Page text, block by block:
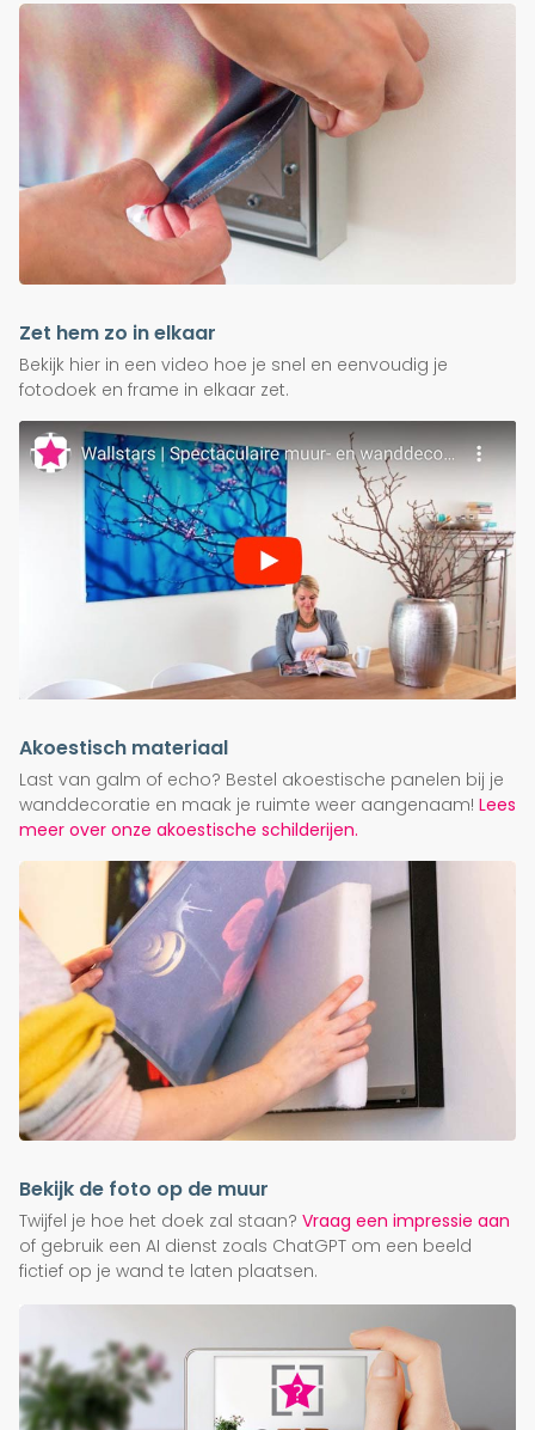
Zet hem zo in elkaar
Bekijk hier in een video hoe je snel en eenvoudig je
fotodoek en frame in elkaar zet.
Akoestisch materiaal
Last van galm of echo? Bestel akoestische panelen bij je
wanddecoratie en maak je ruimte weer aangenaam! Lees
meer over onze akoestische schilderijen.
Bekijk de foto op de muur
Twijfel je hoe het doek zal staan? Vraag een impressie aan
of gebruik een AI dienst zoals ChatGPT om een beeld
fictief op je wand te laten plaatsen.